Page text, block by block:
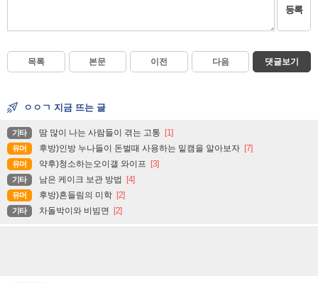
등록
목록 본문 이전 다음 댓글보기
ㅇㅇㄱ 지금 뜨는 글
기타 땀 많이 나는 사람들이 겪는 고통 [1]
유머 후방)인방 누나들이 돈벌때 사용하는 밑캠을 알아보자 [7]
유머 약후)청소하는오이갤 와이프 [3]
기타 남은 케이크 보관 방법 [4]
유머 후방)흔들림의 미학 [2]
기타 차돌박이와 비빔면 [2]